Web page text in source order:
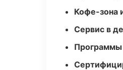
Кофе-зона
Сервис в
Программы